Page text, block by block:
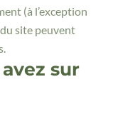
(à l’exception
site peuvent
sur